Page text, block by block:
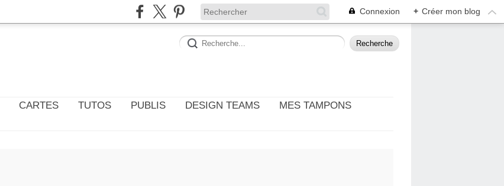
Connexion + Créer mon blog
CARTES TUTOS PUBLIS DESIGN TEAMS
MES TAMPONS